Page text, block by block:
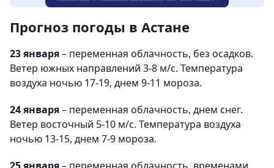
Прогноз погоды в Астане
23 января– переменная облачность, без осадков.
Ветер южных направлений 3-8 м/с. Температура
воздуха ночью 17-19, днем 9-11 мороза.
24 января– переменная облачность, днем снег.
Ветер восточный 5-10 м/с. Температура воздуха
ночью 13-15, днем 7-9 мороза.